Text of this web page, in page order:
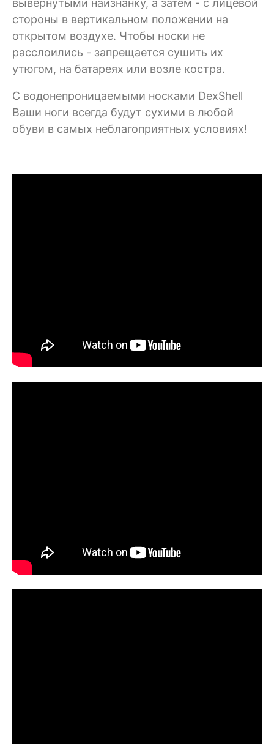
вывернутыми наизнанку, а затем - с лицевой
стороны в вертикальном положении на
открытом воздухе. Чтобы носки не
расслоились - запрещается сушить их
утюгом, на батареях или возле костра.
C водонепроницаемыми носками DexShell
Ваши ноги всегда будут сухими в любой
обуви в самых неблагоприятных условиях!